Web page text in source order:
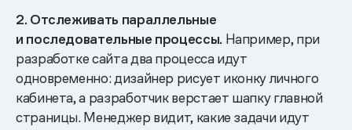
2. Отслеживать параллельные
и последовательные процессы. Например, при
разработке сайта два процесса идут
одновременно: дизайнер рисует иконку личного
кабинета, а разработчик верстает шапку главной
страницы. Менеджер видит, какие задачи идут